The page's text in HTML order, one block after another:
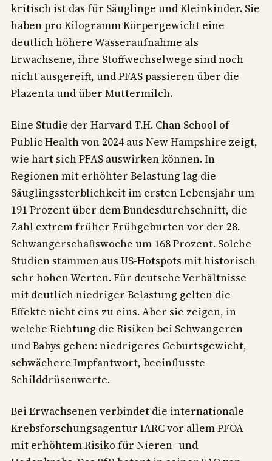
kritisch ist das für Säuglinge und Kleinkinder. Sie
haben pro Kilogramm Körpergewicht eine
deutlich höhere Wasseraufnahme als
Erwachsene, ihre Stoffwechselwege sind noch
nicht ausgereift, und PFAS passieren über die
Plazenta und über Muttermilch.
Eine Studie der Harvard T.H. Chan School of
Public Health von 2024 aus New Hampshire zeigt,
wie hart sich PFAS auswirken können. In
Regionen mit erhöhter Belastung lag die
Säuglingssterblichkeit im ersten Lebensjahr um
191 Prozent über dem Bundesdurchschnitt, die
Zahl extrem früher Frühgeburten vor der 28.
Schwangerschaftswoche um 168 Prozent. Solche
Studien stammen aus US-Hotspots mit historisch
sehr hohen Werten. Für deutsche Verhältnisse
mit deutlich niedriger Belastung gelten die
Effekte nicht eins zu eins. Aber sie zeigen, in
welche Richtung die Risiken bei Schwangeren
und Babys gehen: niedrigeres Geburtsgewicht,
schwächere Impfantwort, beeinflusste
Schilddrüsenwerte.
Bei Erwachsenen verbindet die internationale
Krebsforschungsagentur IARC vor allem PFOA
mit erhöhtem Risiko für Nieren- und